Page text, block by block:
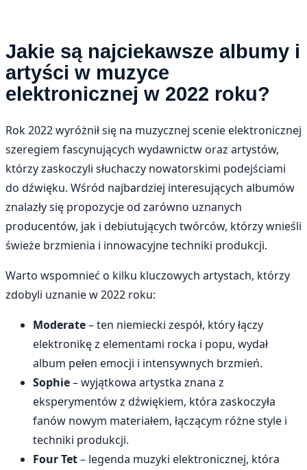
Jakie są najciekawsze albumy i
artyści w muzyce
elektronicznej w 2022 roku?
Rok 2022 wyróżnił się na muzycznej scenie elektronicznej
szeregiem fascynujących wydawnictw oraz artystów,
którzy zaskoczyli słuchaczy nowatorskimi podejściami
do dźwięku. Wśród najbardziej interesujących albumów
znalazły się propozycje od zarówno uznanych
producentów, jak i debiutujących twórców, którzy wnieśli
świeże brzmienia i innowacyjne techniki produkcji.
Warto wspomnieć o kilku kluczowych artystach, którzy
zdobyli uznanie w 2022 roku:
Moderate– ten niemiecki zespół, który łączy
elektronikę z elementami rocka i popu, wydał
album pełen emocji i intensywnych brzmień.
Sophie– wyjątkowa artystka znana z
eksperymentów z dźwiękiem, która zaskoczyła
fanów nowym materiałem, łączącym różne style i
techniki produkcji.
Four Tet– legenda muzyki elektronicznej, która